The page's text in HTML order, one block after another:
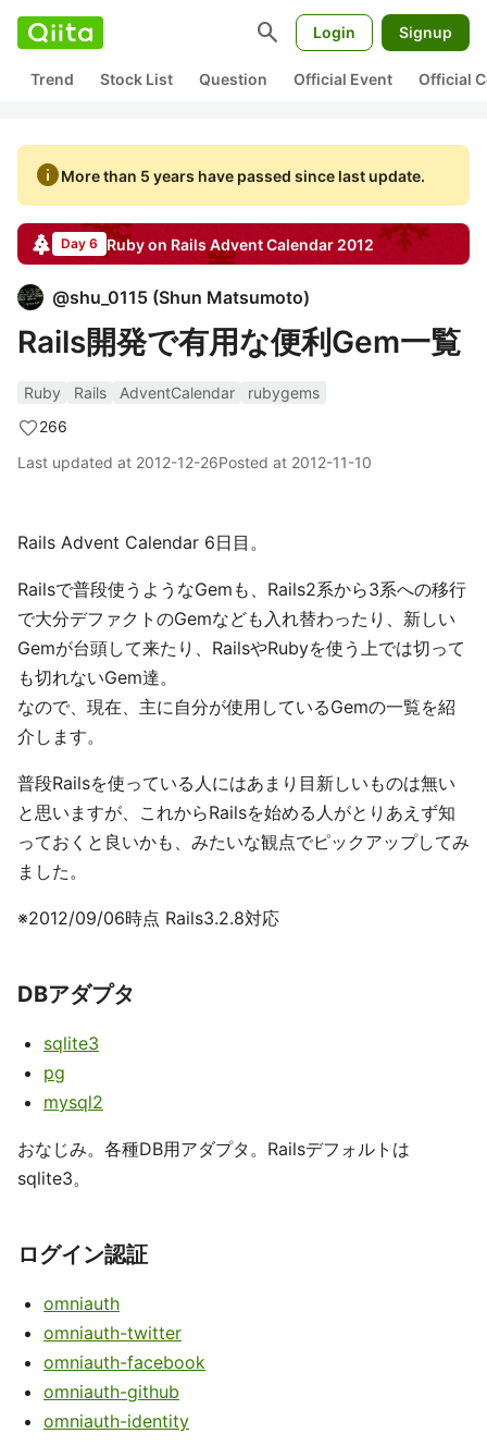
search Login Signup
Trend Stock List Question Official Event Official
infoMore than 5 years have passed since last update.
Day 6 Ruby on Rails Advent Calendar 2012
@shu_0115 (Shun Matsumoto)
Rails開発で有用な便利Gem一覧
Ruby Rails AdventCalendar
rubygems
266
Last updated at 2012-12-26Posted at 2012-11-10
Rails Advent Calendar 6日目。
Railsで普段使うようなGemも、Rails2系から3系への移行
で大分デファクトのGemなども入れ替わったり、新しい
Gemが台頭して来たり、RailsやRubyを使う上では切って
も切れないGem達。
なので、現在、主に自分が使用しているGemの一覧を紹
介します。
普段Railsを使っている人にはあまり目新しいものは無い
と思いますが、これからRailsを始める人がとりあえず知
っておくと良いかも、みたいな観点でピックアップしてみ
ました。
※2012/09/06時点 Rails3.2.8対応
DBアダプタ
sqlite3
pg
mysql2
おなじみ。各種DB用アダプタ。Railsデフォルトは
sqlite3。
ログイン認証
omniauth
omniauth-twitter
omniauth-facebook
omniauth-github
omniauth-identity